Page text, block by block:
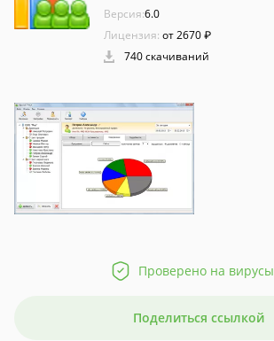
Версия:6.0
Лицензия: от 2670 ₽
740 скачиваний
Проверено на вирусы
Поделиться ссылкой